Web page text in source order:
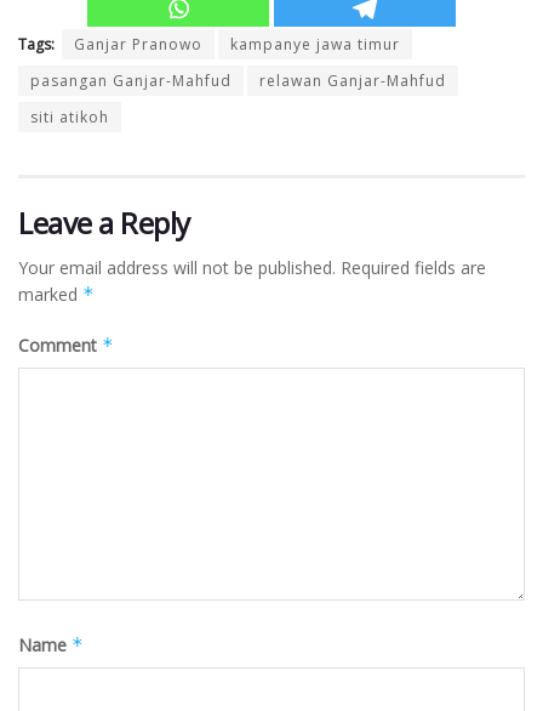
Tags: Ganjar Pranowo
kampanye jawa timur
pasangan Ganjar-Mahfud
relawan Ganjar-Mahfud
siti atikoh
Leave a Reply
Your email address will not be published. Required fields are
marked *
Comment *
Name *